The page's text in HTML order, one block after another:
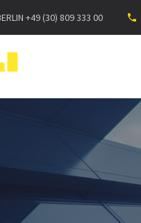
+49 (30) 809 333 00